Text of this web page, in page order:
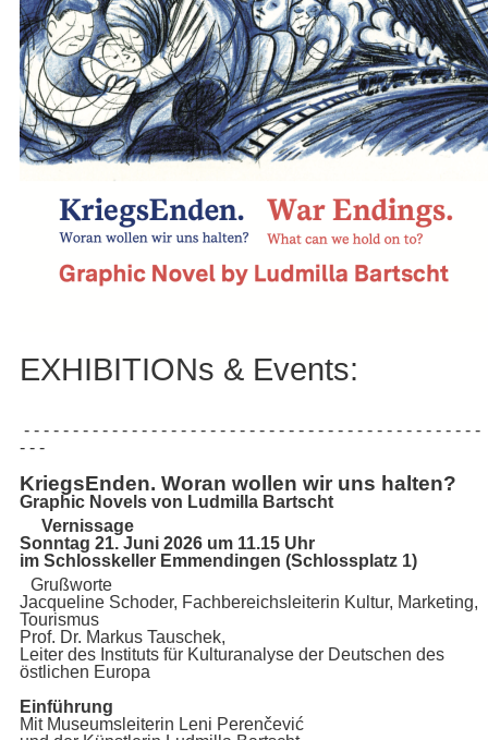
EXHIBITIONs & Events:
- - - - - - - - - - - - - - - - - - - - - - - - - - - - - - - - - - - - - - - - - - - - - - -
- - -
KriegsEnden. Woran wollen wir uns halten?
Graphic Novels von Ludmilla Bartscht
Vernissage
Sonntag 21. Juni 2026 um 11.15 Uhr
im Schlosskeller Emmendingen (Schlossplatz 1)
Grußworte
Jacqueline Schoder, Fachbereichsleiterin Kultur, Marketing,
Tourismus
Prof. Dr. Markus Tauschek,
Leiter des Instituts für Kulturanalyse der Deutschen des
östlichen Europa
Einführung
Mit Museumsleiterin Leni Perenčević